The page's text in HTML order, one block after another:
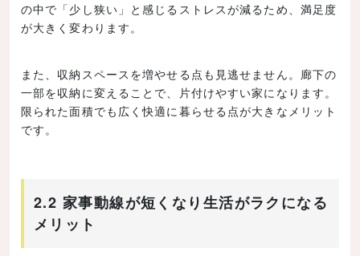
の中で「少し狭い」と感じるストレスが減るため、満足度
が大きく変わります。
また、収納スペースを増やせる点も見逃せません。廊下の
一部を収納に変えることで、片付けやすい家になります。
限られた面積でも広く快適に暮らせる点が大きなメリット
です。
2.2 家事動線が短くなり生活がラクになる
メリット